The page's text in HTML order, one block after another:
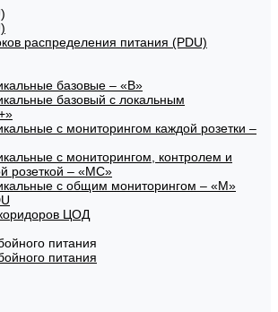
распределения питания (PDU)
базовые – «В»
базовый с локальным
с мониторингом каждой розетки –
с мониторингом, контролем и
розеткой – «МС»
с общим мониторингом – «М»
ЦОД
питания
питания